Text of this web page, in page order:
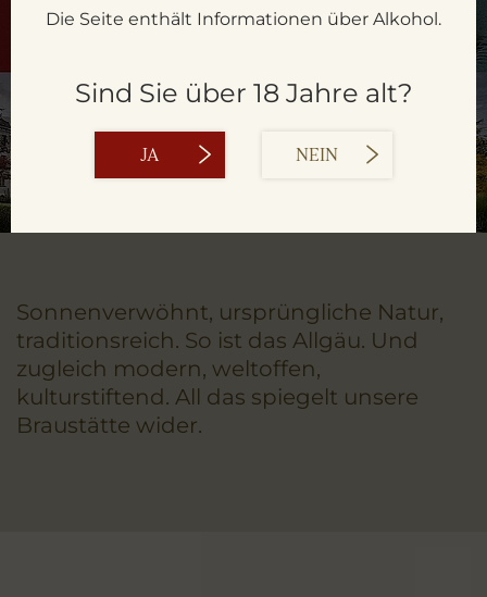
Die Seite enthält Informationen über Alkohol.
Sind Sie über 18 Jahre alt?
JA NEIN
Sonnenverwöhnt, ursprüngliche Natur,
traditionsreich. So ist das Allgäu. Und
zugleich modern, weltoffen,
kulturstiftend. All das spiegelt unsere
Braustätte wider.